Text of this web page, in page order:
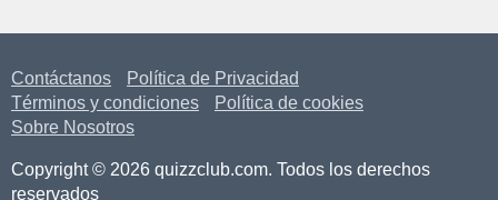
Contáctanos
Política de Privacidad
Términos y condiciones
Política de cookies
Sobre Nosotros
Copyright © 2026 quizzclub.com. Todos los derechos
reservados